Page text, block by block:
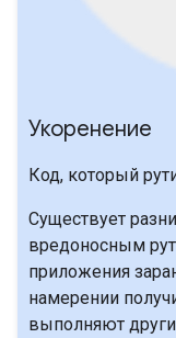
Укоренение
Код, который
Существует
вредоносным
приложения
намерении
выполняют